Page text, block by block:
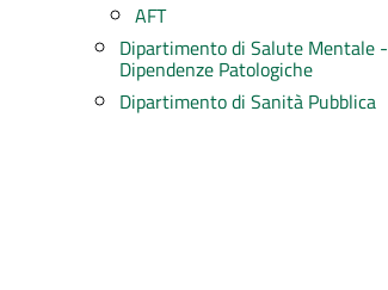
AFT
Dipartimento di Salute Mentale -
Dipendenze Patologiche
Dipartimento di Sanità Pubblica